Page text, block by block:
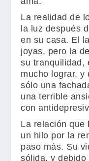
La realidad de
la luz después
en su casa. El
joyas, pero la
su tranquilidad,
mucho lograr, y
sólo una
una terrible
con
La relación
un hilo por la
paso más. Su
sólida, y